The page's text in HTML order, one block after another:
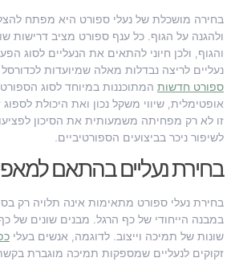
בחירה מושכלת של נעלי ספורט היא מפתח
ולהגנה על הגוף. כל ענף ספורט מציב דרישות
והגוף, ולכן חיוני להתאים את הנעליים לסוג
נעליים לריצה נבדלות מאלה שמיועדות
ספורט חדשות המתוכננות במיוחד לסוג
אופטימלית, שיווי משקל נכון ואת היכולת לספוג
זו לא רק מפחיתה משמעותית את הסיכון
לשיפור ניכר בביצועים הספורטיביים.
בחירת נעליים בהתאם
בחירת נעלי ספורט מתאימות אינה תלויה רק
במבנה הייחודי של כף הרגל. מבנים שונים של
שונות של תמיכה וייצוב. לדוגמה, אנשים בעלי
זקוקים לנעליים שמספקות תמיכה מוגברת